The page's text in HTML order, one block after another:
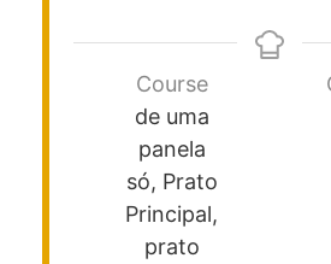
Course
de uma
panela
só, Prato
Principal,
prato